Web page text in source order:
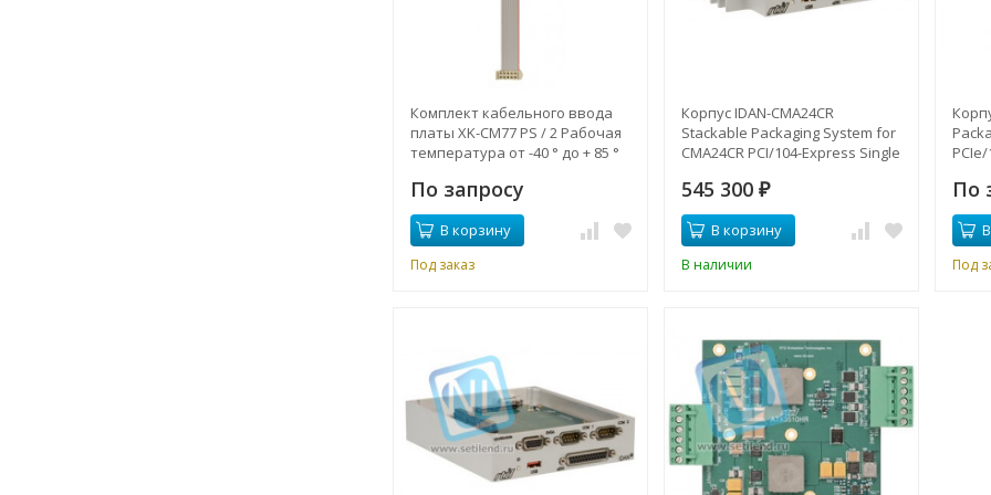
Комплект кабельного ввода
платы XK-CM77 PS / 2 Рабочая
температура от -40 ° до + 85 °
По запросу
В корзину
Под заказ
Корпус IDAN-CMA24CR
Stackable Packaging System for
CMA24CR PCI/104-Express Single
включает SATA34106HR 2.5"
Hard Drive Carrier
545 300 ₽
В корзину
В наличии
Atom
По
Под